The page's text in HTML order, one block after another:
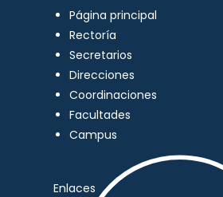
Página principal
Rectoría
Secretarios
Direcciones
Coordinaciones
Facultades
Campus
Enlaces